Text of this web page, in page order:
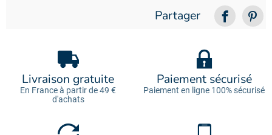
Partager
Livraison gratuite
En France à partir de 49 €
d'achats
Paiement sécurisé
Paiement en ligne 100% sécurisé